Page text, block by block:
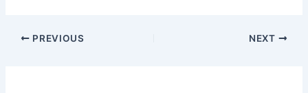
PREVIOUS NEXT